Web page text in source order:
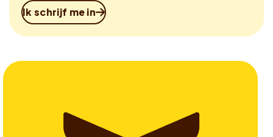
Ik schrijf me in